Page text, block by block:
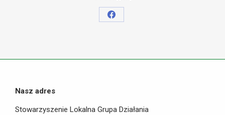
Share
Nasz adres
Stowarzyszenie Lokalna Grupa Działania